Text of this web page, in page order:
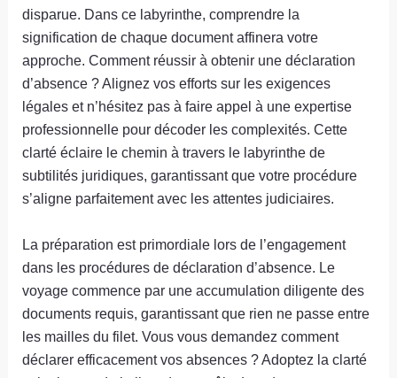
disparue. Dans ce labyrinthe, comprendre la
signification de chaque document affinera votre
approche. Comment réussir à obtenir une déclaration
d’absence ? Alignez vos efforts sur les exigences
légales et n’hésitez pas à faire appel à une expertise
professionnelle pour décoder les complexités. Cette
clarté éclaire le chemin à travers le labyrinthe de
subtilités juridiques, garantissant que votre procédure
s’aligne parfaitement avec les attentes judiciaires.
La préparation est primordiale lors de l’engagement
dans les procédures de déclaration d’absence. Le
voyage commence par une accumulation diligente des
documents requis, garantissant que rien ne passe entre
les mailles du filet. Vous vous demandez comment
déclarer efficacement vos absences ? Adoptez la clarté